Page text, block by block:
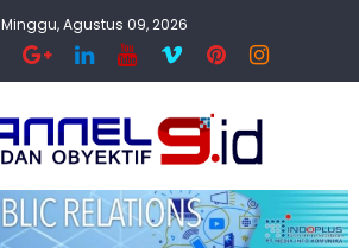
Minggu, Agustus 09, 2026